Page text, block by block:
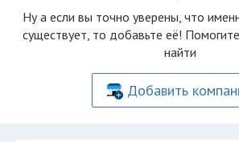
Ну а если вы точно уверены, что
существует, то добавьте её!
найти
Добавить